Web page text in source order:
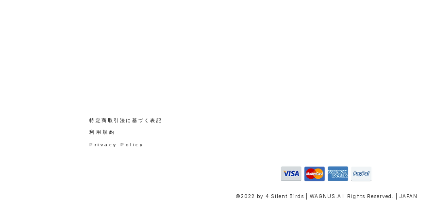
​特定商取引法に基づく表記
​利用規約
Privacy Policy
©2022 by 4 Silent Birds | WAGNUS.All Rights Reserved. | JAPAN